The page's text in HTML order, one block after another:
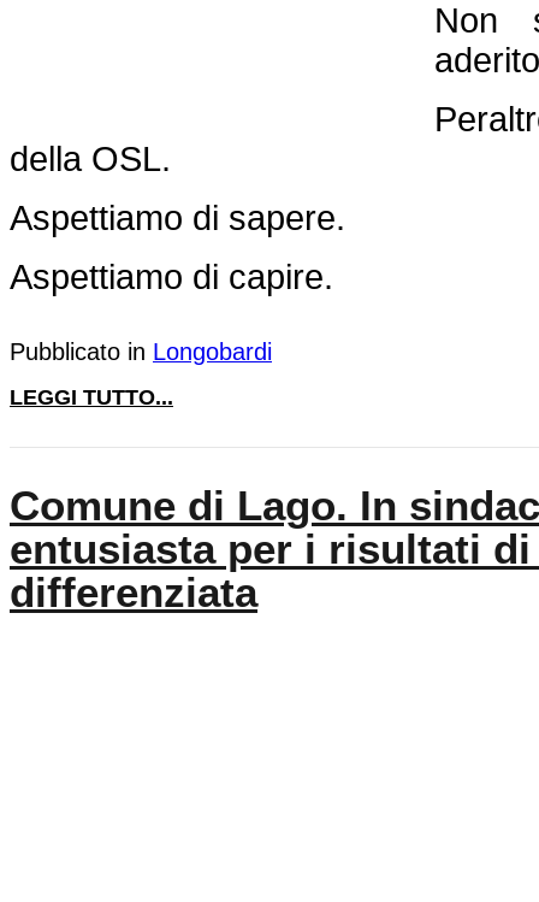
Non
della OSL.
Aspettiamo di sapere.
Aspettiamo di capire.
Pubblicato in Longobardi
LEGGI TUTTO...
Comune di Lago. In
entusiasta per i risultati di
differenziata